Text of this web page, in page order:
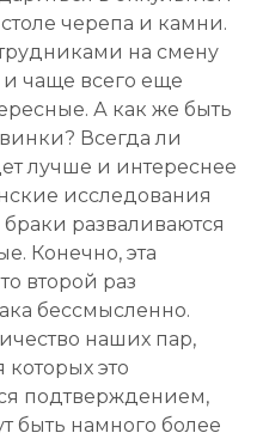
черепа и камни.
на смену
чаще всего еще
А как же быть
Всегда ли
лучше и интереснее
исследования
разваливаются
Конечно, эта
второй раз
бессмысленно.
наших пар,
это
подтверждением,
быть намного более